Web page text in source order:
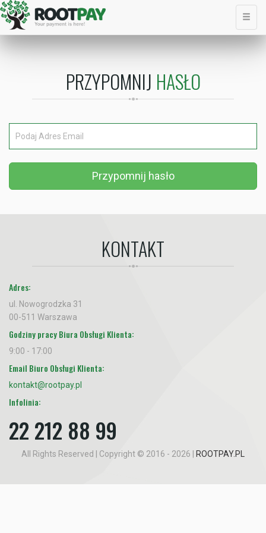
PRZYPOMNIJ HASŁO
Przypomnij hasło
KONTAKT
Adres:
ul. Nowogrodzka 31
00-511 Warszawa
Godziny pracy Biura Obsługi Klienta:
9:00 - 17:00
Email Biuro Obsługi Klienta:
kontakt@rootpay.pl
Infolinia:
22 212 88 99
All Rights Reserved | Copyright © 2016 - 2026 | ROOTPAY.PL